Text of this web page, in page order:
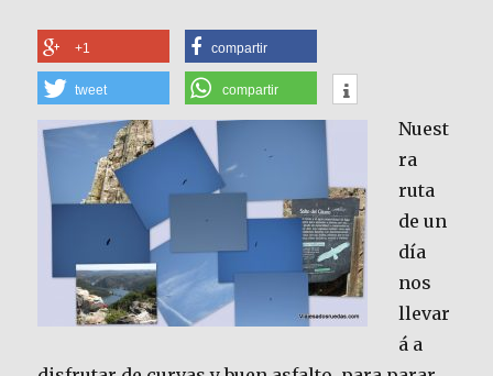
+1 compartir
tweet compartir
Nuest
ra
ruta
de un
día
nos
llevar
á a